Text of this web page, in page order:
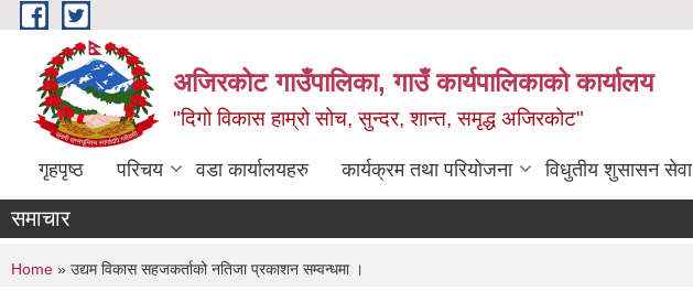
Skip to main content
अजिरकोट गाउँपालिका, गाउँ कार्यपालिकाको कार्यालय
"दिगो विकास हाम्रो सोच, सुन्दर, शान्त, समृद्ध अजिरकोट"
गृहपृष्ठ परिचय वडा कार्यालयहरु कार्यक्रम तथा परियोजना विधुतीय शुसासन सेवा
समाचार
You are here
Home » उद्यम विकास सहजकर्ताको नतिजा प्रकाशन सम्वन्धमा ।